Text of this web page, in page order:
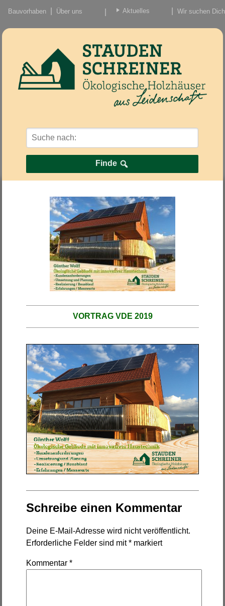
Bauvorhaben Über uns
Aktuelles
Nachrichten/Einzug
Wir suchen
Finde
VORTRAG VDE 2019
Schreibe einen Kommentar
Deine E-Mail-Adresse wird nicht veröffentlicht.
Erforderliche Felder sind mit* markiert
Kommentar*